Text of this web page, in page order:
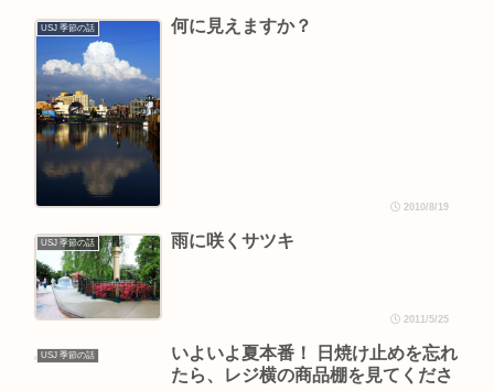
USJ 季節の話 何に見えますか？
2010/8/19
USJ 季節の話 雨に咲くサツキ
2011/5/25
USJ 季節の話
いよいよ夏本番！ 日焼け止めを忘れ
たら、レジ横の商品棚を見てくださ